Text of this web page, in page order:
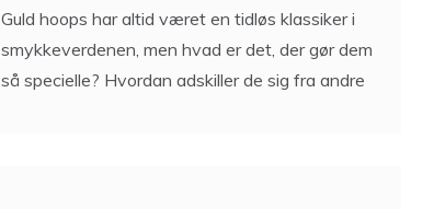
Guld hoops har altid været en tidløs klassiker i
smykkeverdenen, men hvad er det, der gør dem
så specielle? Hvordan adskiller de sig fra andre